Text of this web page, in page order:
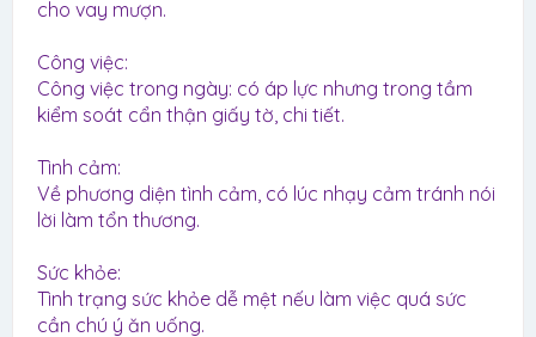
cho vay mượn.
Công việc:
Công việc trong ngày: có áp lực nhưng trong tầm
kiểm soát cẩn thận giấy tờ, chi tiết.
Tình cảm:
Về phương diện tình cảm, có lúc nhạy cảm tránh nói
lời làm tổn thương.
Sức khỏe:
Tình trạng sức khỏe dễ mệt nếu làm việc quá sức
cần chú ý ăn uống.